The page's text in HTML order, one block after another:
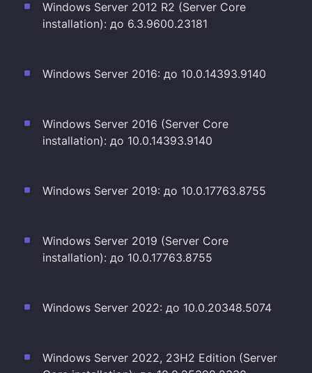
Windows Server 2012 R2 (Server Core
installation): до 6.3.9600.23181
Windows Server 2016: до 10.0.14393.9140
Windows Server 2016 (Server Core
installation): до 10.0.14393.9140
Windows Server 2019: до 10.0.17763.8755
Windows Server 2019 (Server Core
installation): до 10.0.17763.8755
Windows Server 2022: до 10.0.20348.5074
Windows Server 2022, 23H2 Edition (Server